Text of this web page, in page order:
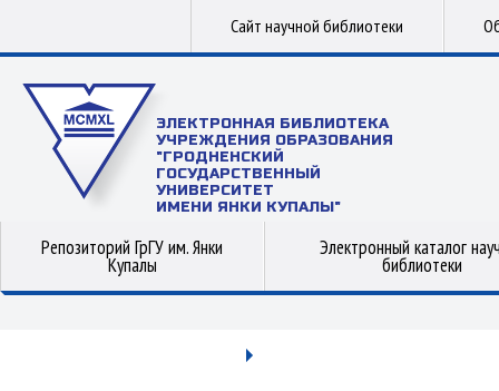
Сайт научной библиотеки
ЭЛЕКТРОННАЯ БИБЛИОТЕКА
УЧРЕЖДЕНИЯ ОБРАЗОВАНИЯ
"ГРОДНЕНСКИЙ
ГОСУДАРСТВЕННЫЙ
УНИВЕРСИТЕТ
ИМЕНИ ЯНКИ КУПАЛЫ"
Репозиторий ГрГУ им. Янки
Купалы
Электронный каталог
библиотеки